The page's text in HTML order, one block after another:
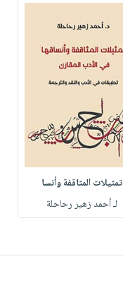
تمثيلات المثاقفة وأنسا
لـ أحمد زهير رحاحلة